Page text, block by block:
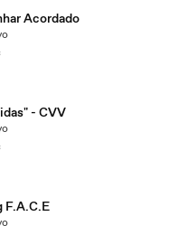
Acordado
- CVV
F.A.C.E